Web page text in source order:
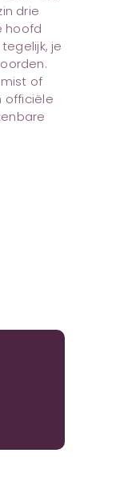
drie
hoofd
je
of
officiële